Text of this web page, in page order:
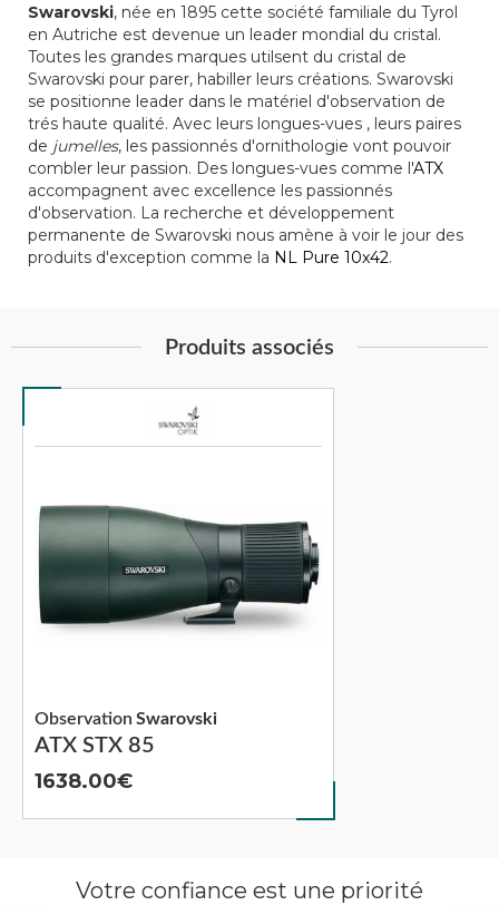
Swarovski, née en 1895 cette société familiale du Tyrol
en Autriche est devenue un leader mondial du cristal.
Toutes les grandes marques utilsent du cristal de
Swarovski pour parer, habiller leurs créations. Swarovski
se positionne leader dans le matériel d'observation de
trés haute qualité. Avec leurs longues-vues , leurs paires
de jumelles, les passionnés d'ornithologie vont pouvoir
combler leur passion. Des longues-vues comme l'ATX
accompagnent avec excellence les passionnés
d'observation. La recherche et développement
permanente de Swarovski nous amène à voir le jour des
produits d'exception comme la NL Pure 10x42.
Produits associés
ATX STX 85
Observation Swarovski
1638.00
Votre confiance est une priorité